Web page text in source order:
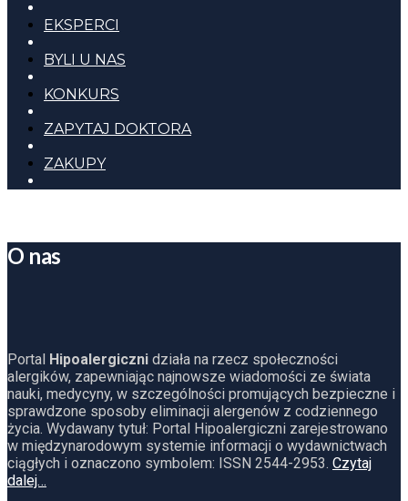
EKSPERCI
BYLI U NAS
KONKURS
ZAPYTAJ DOKTORA
ZAKUPY
O nas
Portal Hipoalergiczni działa na rzecz społeczności
alergików, zapewniając najnowsze wiadomości ze świata
nauki, medycyny, w szczególności promujących bezpieczne i
sprawdzone sposoby eliminacji alergenów z codziennego
życia. Wydawany tytuł: Portal Hipoalergiczni zarejestrowano
w międzynarodowym systemie informacji o wydawnictwach
ciągłych i oznaczono symbolem: ISSN 2544-2953. Czytaj
dalej…